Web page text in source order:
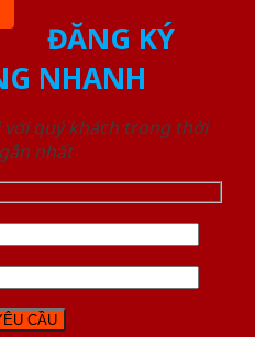
ĐĂNG KÝ
NHANH
với quý khách trong thời
nhất